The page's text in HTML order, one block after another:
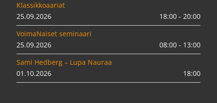
Klassikkoaariat
25.09.2026
18:00 - 20:00
VoimaNaiset seminaari
25.09.2026
08:00 - 13:00
Sami Hedberg – Lupa Nauraa
01.10.2026
18:00